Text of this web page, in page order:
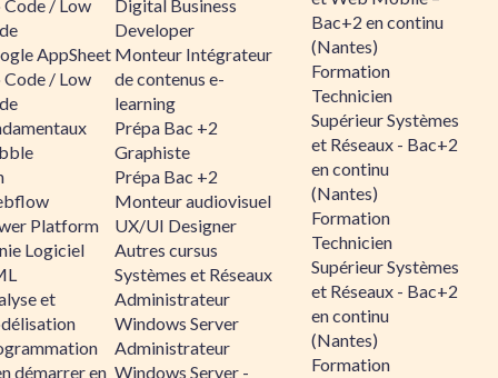
/ Low
AppSheet
/ Low
Platform
Logiciel
et
démarrer en
Digital Business
Developer
Monteur Intégrateur
de contenus e-
learning
Prépa Bac +2
Graphiste
Prépa Bac +2
Monteur audiovisuel
UX/UI Designer
Autres cursus
Systèmes et Réseaux
Administrateur
Windows Server
Administrateur
Windows Server -
Bac+2 en continu
(Nantes)
Formation
Technicien
Supérieur Systèmes
et Réseaux - Bac+2
en continu
(Nantes)
Formation
Technicien
Supérieur Systèmes
et Réseaux - Bac+2
en continu
(Nantes)
Formation